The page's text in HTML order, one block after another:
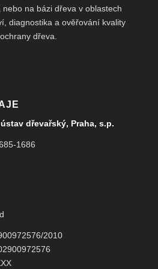
na bázi dřeva v oblastech
diagnostika a ověřování kvality
dřeva.
dřevařský, Praha, s.p.
1686
2010